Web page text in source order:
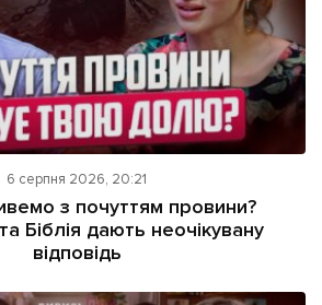
6 серпня 2026, 20:21
з почуттям провини?
Біблія дають неочікувану
відповідь